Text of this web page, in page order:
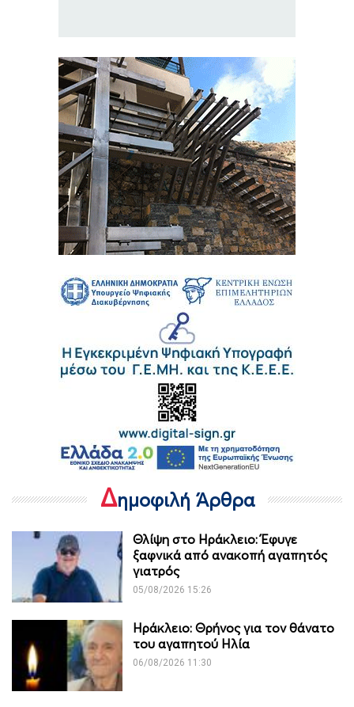
Δημοφιλή Άρθρα
Θλίψη στο Ηράκλειο: Έφυγε
ξαφνικά από ανακοπή αγαπητός
γιατρός
05/08/2026 15:26
Ηράκλειο: Θρήνος για τον θάνατο
του αγαπητού Ηλία
06/08/2026 11:30